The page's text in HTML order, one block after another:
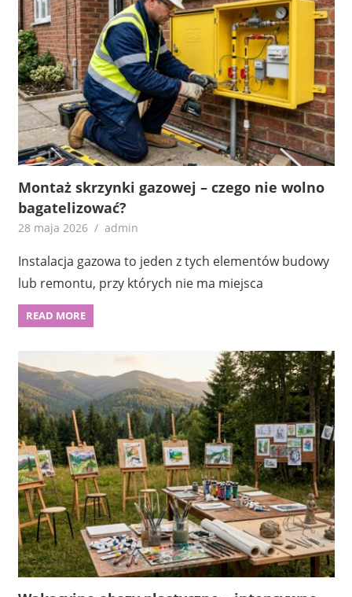
Montaż skrzynki gazowej – czego nie wolno
bagatelizować?
28 maja 2026 admin
Instalacja gazowa to jeden z tych elementów budowy
lub remontu, przy których nie ma miejsca
READ MORE